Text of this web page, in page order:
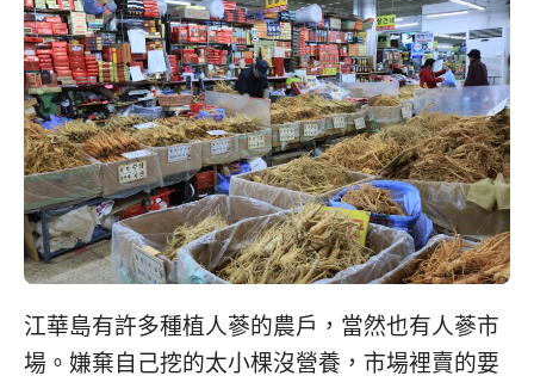
江華島有許多種植人蔘的農戶，當然也有人蔘市
場。嫌棄自己挖的太小棵沒營養，市場裡賣的要